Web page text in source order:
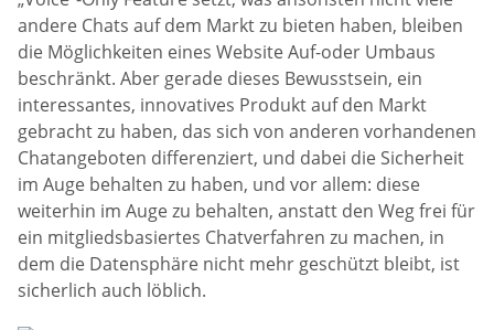
andere Chats auf dem Markt zu bieten haben, bleiben
die Möglichkeiten eines Website Auf-oder Umbaus
beschränkt. Aber gerade dieses Bewusstsein, ein
interessantes, innovatives Produkt auf den Markt
gebracht zu haben, das sich von anderen vorhandenen
Chatangeboten differenziert, und dabei die Sicherheit
im Auge behalten zu haben, und vor allem: diese
weiterhin im Auge zu behalten, anstatt den Weg frei für
ein mitgliedsbasiertes Chatverfahren zu machen, in
dem die Datensphäre nicht mehr geschützt bleibt, ist
sicherlich auch löblich.